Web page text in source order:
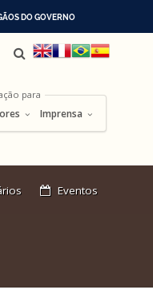
DO GOVERNO
para
Imprensa
Eventos